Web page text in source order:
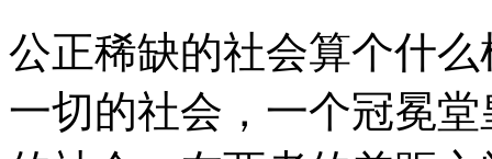
公正稀缺的社会算个什
一切的社会，一个冠冕